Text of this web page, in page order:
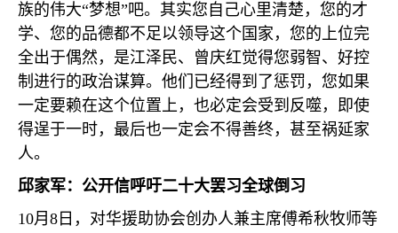
族的伟大“梦想”吧。其实您自己心里清楚，您的才
学、您的品德都不足以领导这个国家，您的上位完
全出于偶然，是江泽民、曾庆红觉得您弱智、好控
制进行的政治谋算。他们已经得到了惩罚，您如果
一定要赖在这个位置上，也必定会受到反噬，即使
得逞于一时，最后也一定会不得善终，甚至祸延家
人。
邱家军：公开信呼吁二十大罢习全球倒习
10月 8 日，对华援助协会创办人兼主席傅希秋牧师等